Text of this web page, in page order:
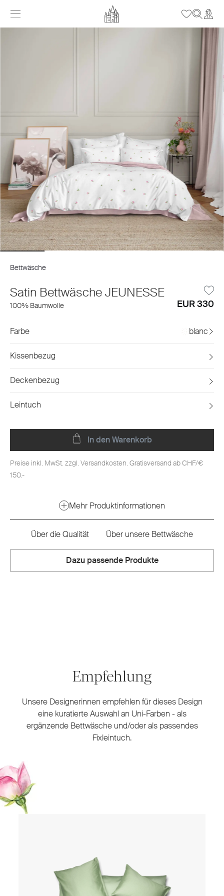
Bettwäsche
Satin Bettwäsche JEUNESSE
100% Baumwolle EUR 330
Farbe blanc
Kissenbezug
Deckenbezug
Leintuch
In den Warenkorb
Preise inkl. MwSt. zzgl. Versandkosten. Gratisversand ab CHF/€
150.-
Mehr Produktinformationen
Über die Qualität Über unsere Bettwäsche
Dazu passende Produkte
Empfehlung
Unsere Designerinnen empfehlen für dieses Design
eine kuratierte Auswahl an Uni-Farben - als
ergänzende Bettwäsche und/oder als passendes
Fixleintuch.